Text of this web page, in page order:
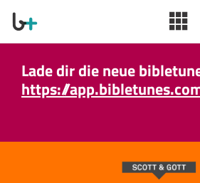
Lade dir die neue
https://